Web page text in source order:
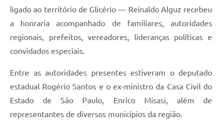
ligado ao território de Glicério — Reinaldo Alguz recebeu
a honraria acompanhado de familiares, autoridades
regionais, prefeitos, vereadores, lideranças políticas e
convidados especiais.
Entre as autoridades presentes estiveram o deputado
estadual Rogério Santos e o ex-ministro da Casa Civil do
Estado de São Paulo, Enrico Misasi, além de
representantes de diversos municípios da região.